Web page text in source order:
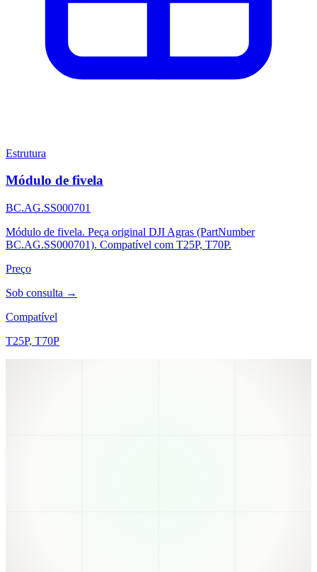
Estrutura
Módulo de fivela
BC.AG.SS000701
Módulo de fivela. Peça original DJI Agras (PartNumber
BC.AG.SS000701). Compatível com T25P, T70P.
Preço
Sob consulta →
Compatível
T25P, T70P